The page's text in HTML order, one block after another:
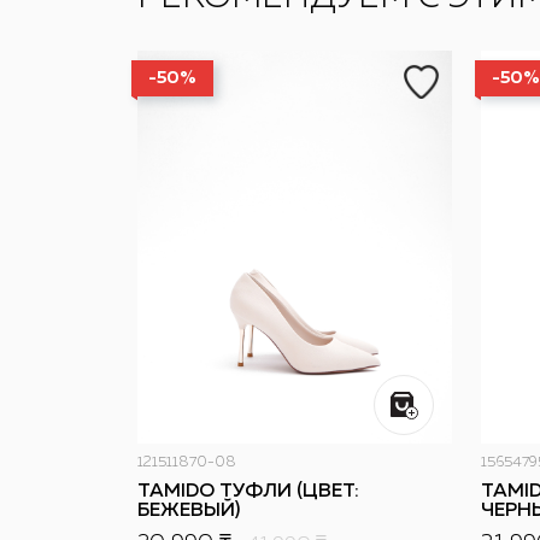
-50%
121511870-08
TAMIDO ТУФЛИ (ЦВЕТ:
БЕЖЕВЫЙ)
-50%